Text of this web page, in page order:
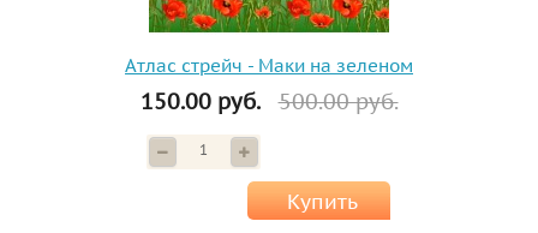
Атлас стрейч - Маки на зеленом
150.00 руб. 500.00 руб.
Купить